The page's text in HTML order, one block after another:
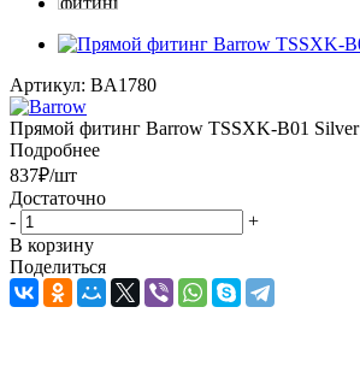
Артикул: BA1780
Прямой фитинг Barrow TSSXK-B01 Silver
Подробнее
837₽/шт
Достаточно
-
+
В корзину
Поделиться